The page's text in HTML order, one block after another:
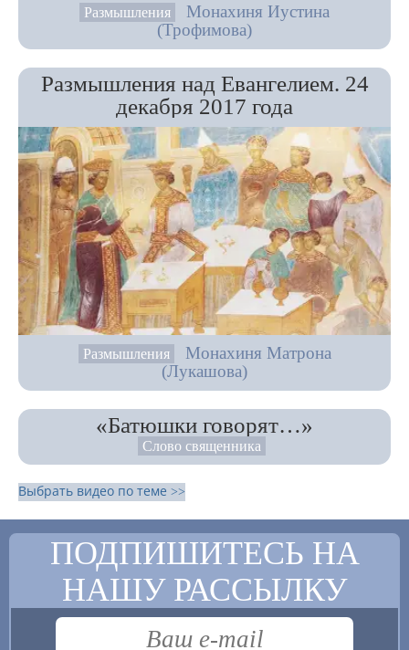
Размышления
Монахиня Иустина
(Трофимова)
Размышления над Евангелием. 24
декабря 2017 года
Размышления
Монахиня Матрона
(Лукашова)
«Батюшки говорят…»
Слово священника
Выбрать видео по теме >>
ПОДПИШИТЕСЬ НА
НАШУ РАССЫЛКУ